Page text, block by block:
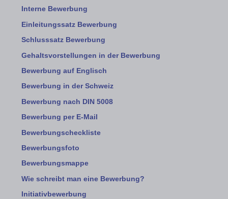
Interne Bewerbung
Einleitungssatz Bewerbung
Schlusssatz Bewerbung
Gehaltsvorstellungen in der Bewerbung
Bewerbung auf Englisch
Bewerbung in der Schweiz
Bewerbung nach DIN 5008
Bewerbung per E-Mail
Bewerbungscheckliste
Bewerbungsfoto
Bewerbungsmappe
Wie schreibt man eine Bewerbung?
Initiativbewerbung